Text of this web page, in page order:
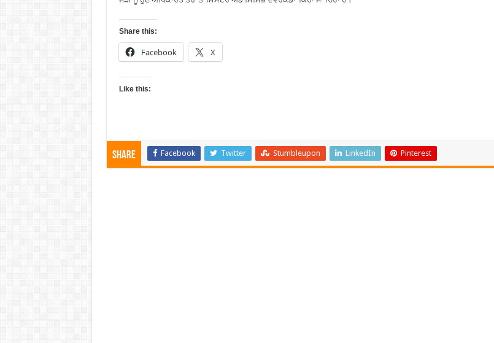
Share this:
Facebook X
Like this:
Share Facebook Twitter Stumbleupon LinkedIn Pinterest